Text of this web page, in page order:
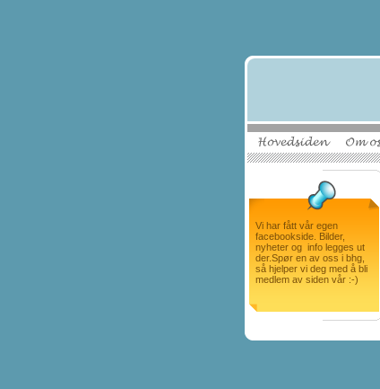
Vi har fått vår egen
facebookside. Bilder,
nyheter og info legges ut
der.Spør en av oss i bhg,
så hjelper vi deg med å bli
medlem av siden vår :-)